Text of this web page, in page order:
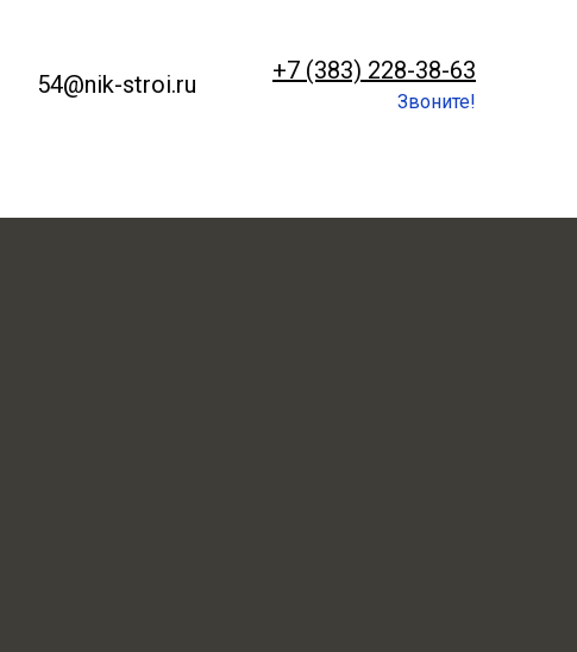
54@nik-stroi.ru +7 (383) 228-38-63
Звоните!